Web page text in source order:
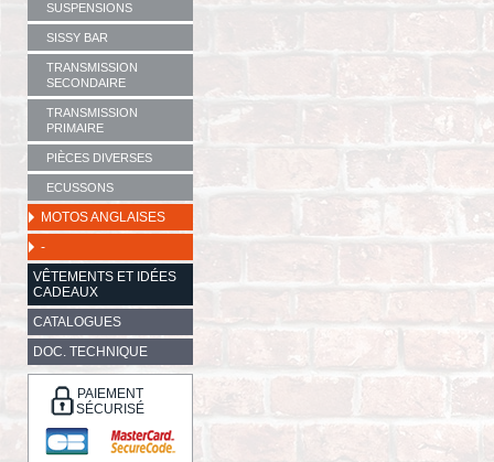
SUSPENSIONS
SISSY BAR
TRANSMISSION
SECONDAIRE
TRANSMISSION
PRIMAIRE
PIÈCES DIVERSES
ECUSSONS
MOTOS ANGLAISES
-
VÊTEMENTS ET IDÉES
CADEAUX
CATALOGUES
DOC. TECHNIQUE
PAIEMENT
SÉCURISÉ